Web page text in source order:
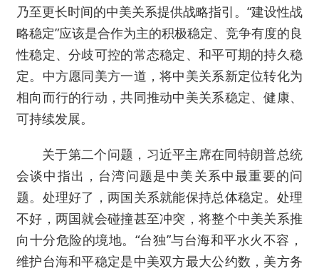
乃至更长时间的中美关系提供战略指引。“建设性战
略稳定”应该是合作为主的积极稳定、竞争有度的良
性稳定、分歧可控的常态稳定、和平可期的持久稳
定。中方愿同美方一道，将中美关系新定位转化为
相向而行的行动，共同推动中美关系稳定、健康、
可持续发展。
关于第二个问题，习近平主席在同特朗普总统
会谈中指出，台湾问题是中美关系中最重要的问
题。处理好了，两国关系就能保持总体稳定。处理
不好，两国就会碰撞甚至冲突，将整个中美关系推
向十分危险的境地。“台独”与台海和平水火不容，
维护台海和平稳定是中美双方最大公约数，美方务